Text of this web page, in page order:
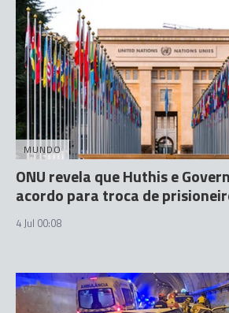
MUNDO
ONU revela que Huthis e
acordo para troca de
4 Jul 00:08